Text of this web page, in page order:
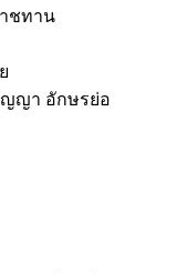
ชทาน
ญา อักษรย่อ